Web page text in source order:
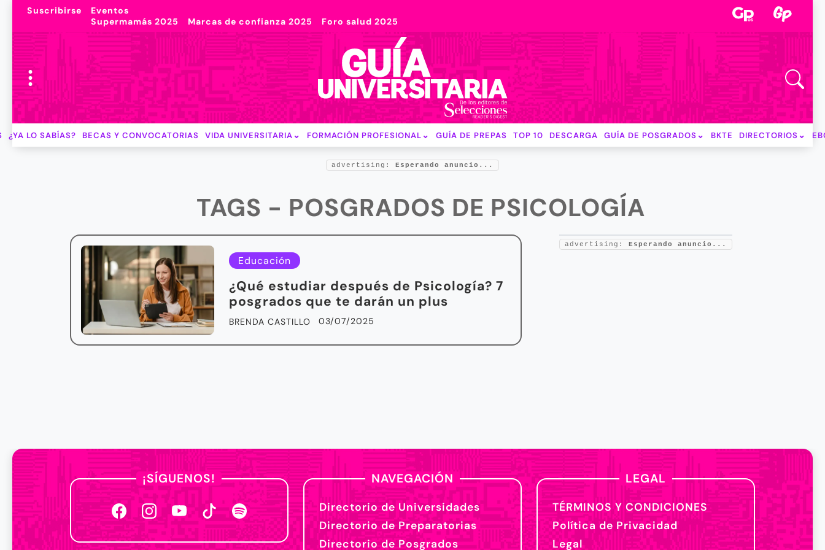
Suscribirse
Eventos
Supermamás 2025
Marcas de confianza 2025 Foro salud 2025
¿YA LO SABÍAS? BECAS Y CONVOCATORIAS VIDA UNIVERSITARIA FORMACIÓN PROFESIONAL GUÍA DE PREPAS TOP 10 DESCARGA GUÍA DE POSGRADOS BKTE DIRECTORIOS
advertising: Esperando anuncio...
TAGS - POSGRADOS DE PSICOLOGÍA
Educación
¿Qué estudiar después de Psicología? 7
posgrados que te darán un plus
BRENDA CASTILLO 03/07/2025
advertising: Esperando anuncio...
¡SÍGUENOS! NAVEGACIÓN
Directorio de Universidades
Directorio de Preparatorias
Directorio de Posgrados
LEGAL
TÉRMINOS Y CONDICIONES
Política de Privacidad
Legal